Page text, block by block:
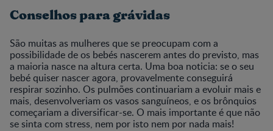
Conselhos para grávidas
São muitas as mulheres que se preocupam com a
possibilidade de os bebés nascerem antes do previsto, mas
a maioria nasce na altura certa. Uma boa noticia: se o seu
bebé quiser nascer agora, provavelmente conseguirá
respirar sozinho. Os pulmões continuariam a evoluir mais e
mais, desenvolveriam os vasos sanguíneos, e os brônquios
começariam a diversificar-se. O mais importante é que não
se sinta com stress, nem por isto nem por nada mais!